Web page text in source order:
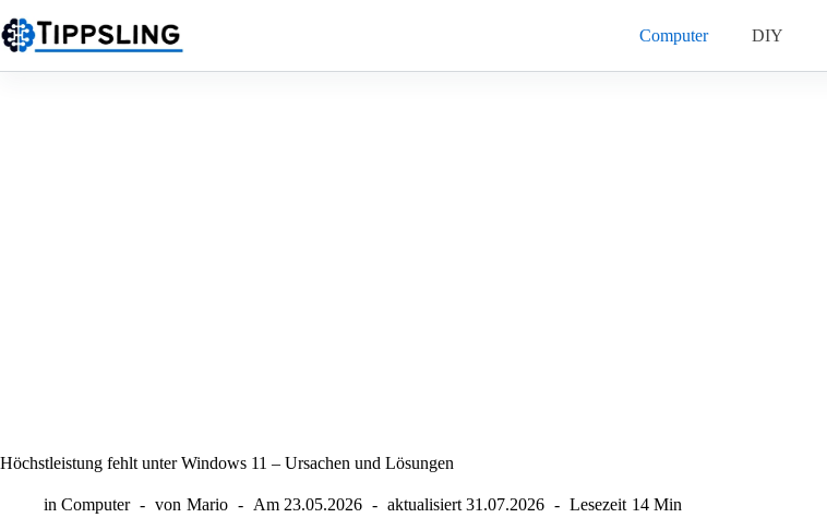
Inhalt
springen
Computer DIY
Höchstleistung fehlt unter Windows 11 – Ursachen und Lösungen
in Computer von Mario Am 23.05.2026 aktualisiert 31.07.2026 Lesezeit 14 Min